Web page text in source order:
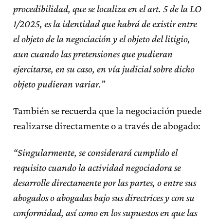
procedibilidad, que se localiza en el art. 5 de la LO
1/2025, es la identidad que habrá de existir entre
el objeto de la negociación y el objeto del litigio,
aun cuando las pretensiones que pudieran
ejercitarse, en su caso, en vía judicial sobre dicho
objeto pudieran variar.”
También se recuerda que la negociación puede
realizarse directamente o a través de abogado:
“Singularmente, se considerará cumplido el
requisito cuando la actividad negociadora se
desarrolle directamente por las partes, o entre sus
abogados o abogadas bajo sus directrices y con su
conformidad, así como en los supuestos en que las